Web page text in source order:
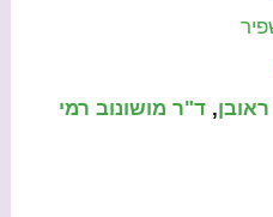
,ד"ר מושונוב רמי